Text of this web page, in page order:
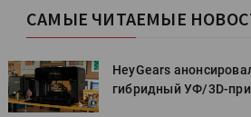
САМЫЕ ЧИТАЕМЫЕ
HeyGears
гибридный УФ/3D-